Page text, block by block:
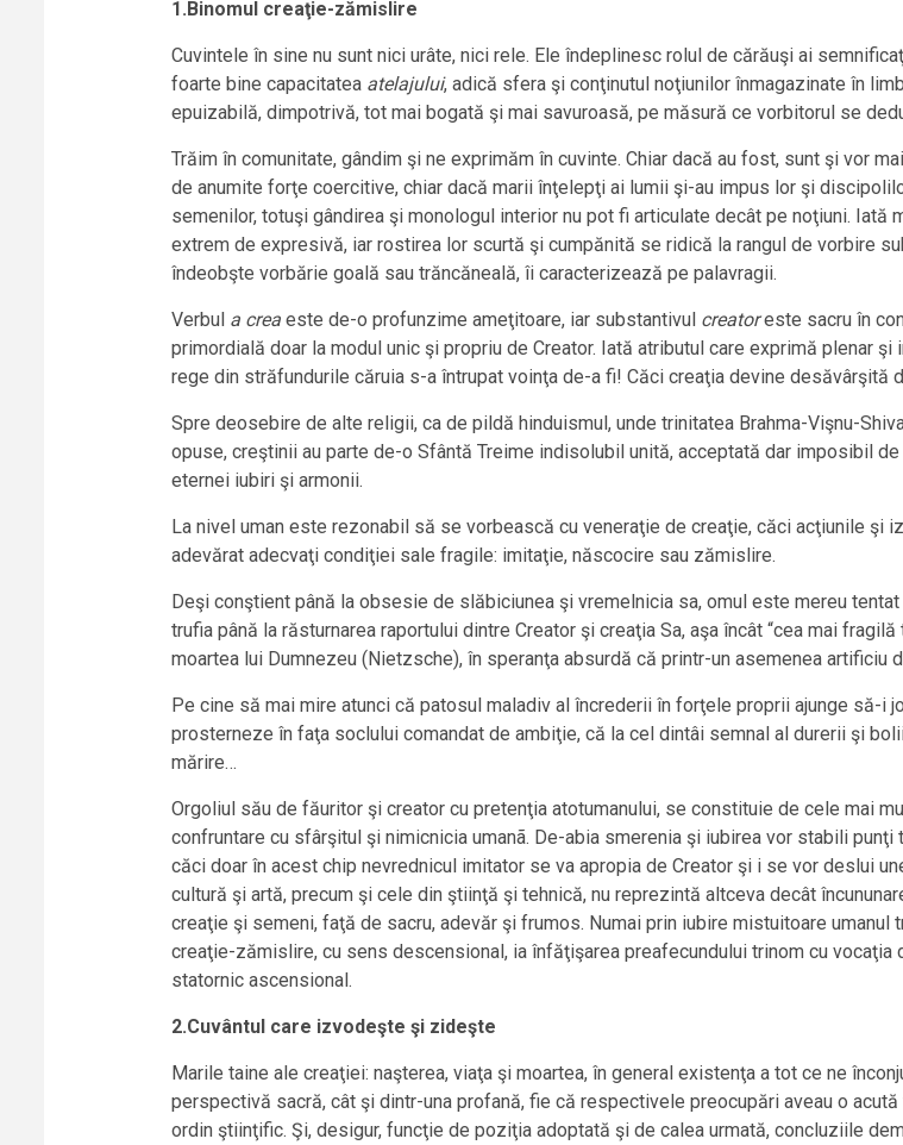
1.Binomul creaţie-zămislire
Cuvintele în sine nu sunt nici urâte, nici rele. Ele îndeplinesc rolul de cărăuşi ai
foarte bine capacitatea atelajului, adică sfera şi conţinutul noţiunilor înmagazinate în
epuizabilă, dimpotrivă, tot mai bogată şi mai savuroasă, pe măsură ce vorbitorul se
Trăim în comunitate, gândim şi ne exprimăm în cuvinte. Chiar dacă au fost, sunt şi vor
de anumite forţe coercitive, chiar dacă marii înţelepţi ai lumii şi-au impus lor şi
semenilor, totuşi gândirea şi monologul interior nu pot fi articulate decât pe noţiuni. Iată
extrem de expresivă, iar rostirea lor scurtă şi cumpănită se ridică la rangul de vorbire
îndeobşte vorbărie goală sau trăncăneală, îi caracterizează pe palavragii.
Verbul a creaeste de-o profunzime ameţitoare, iar substantivul creatoreste sacru în
primordială doar la modul unic şi propriu de Creator. Iată atributul care exprimă plenar
rege din străfundurile căruia s-a întrupat voinţa de-a fi! Căci creaţia devine
Spre deosebire de alte religii, ca de pildă hinduismul, unde trinitatea Brahma-Vişnu-
opuse, creştinii au parte de-o Sfântă Treime indisolubil unită, acceptată dar imposibil
eternei iubiri şi armonii.
La nivel uman este rezonabil să se vorbească cu veneraţie de creaţie, căci acţiunile şi
adevărat adecvaţi condiţiei sale fragile: imitaţie, născocire sau zămislire.
Deşi conştient până la obsesie de slăbiciunea şi vremelnicia sa, omul este mereu
trufia până la răsturnarea raportului dintre Creator şi creaţia Sa, aşa încât “cea mai
moartea lui Dumnezeu (Nietzsche), în speranţa absurdă că printr-un asemenea artificiu
Pe cine să mai mire atunci că patosul maladiv al încrederii în forţele proprii ajunge să-
prosterneze în faţa soclului comandat de ambiţie, că la cel dintâi semnal al durerii şi
mărire…
Orgoliul său de făuritor şi creator cu pretenţia atotumanului, se constituie de cele mai
confruntare cu sfârşitul şi nimicnicia umanã. De-abia smerenia şi iubirea vor stabili
căci doar în acest chip nevrednicul imitator se va apropia de Creator şi i se vor deslui
cultură şi artă, precum şi cele din ştiinţă şi tehnică, nu reprezintă altceva decât
creaţie şi semeni, faţă de sacru, adevăr şi frumos. Numai prin iubire mistuitoare umanul
creaţie-zămislire, cu sens descensional, ia înfăţişarea preafecundului trinom cu
statornic ascensional.
2.Cuvântul care izvodeşte şi zideşte
Marile taine ale creaţiei: naşterea, viaţa şi moartea, în general existenţa a tot ce ne
perspectivă sacră, cât şi dintr-una profană, fie că respectivele preocupări aveau o
ordin ştiinţific. Şi, desigur, funcţie de poziţia adoptată şi de calea urmată, concluziile